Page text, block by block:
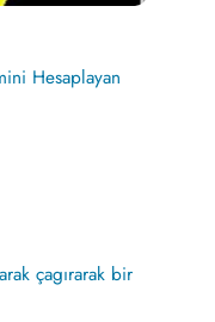
Hesaplayan
çagırarak bir